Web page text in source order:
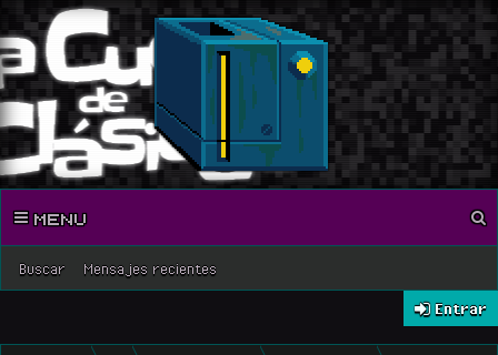
Buscar Mensajes recientes
MENU
Entrar